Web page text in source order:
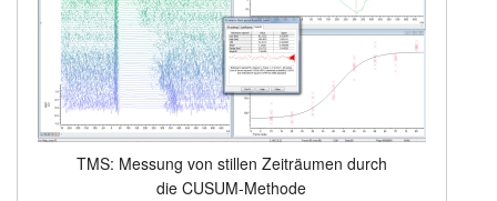
TMS: Messung von stillen Zeiträumen durch
die CUSUM-Methode